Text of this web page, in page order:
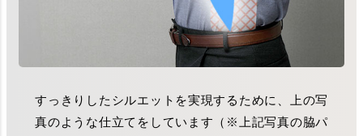
すっきりしたシルエットを実現するために、上の写
真のような仕立てをしています（※上記写真の脇パ